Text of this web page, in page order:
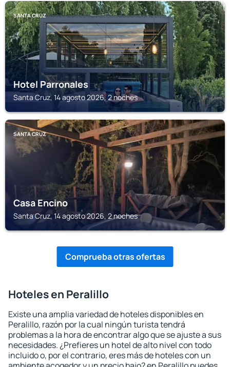
SANTA CRUZ
Hotel Parronales
Santa Cruz, 14 agosto 2026, 2 noches
SANTA CRUZ
Casa Encino
Santa Cruz, 14 agosto 2026, 2 noches
Comprueba otras ofertas
Hoteles en Peralillo
Existe una amplia variedad de hoteles disponibles en
Peralillo, razón por la cual ningún turista tendrá
problemas a la hora de encontrar algo que se ajuste a sus
necesidades. ¿Prefieres un hotel de alto nivel con todo
incluido o, por el contrario, eres más de hoteles con un